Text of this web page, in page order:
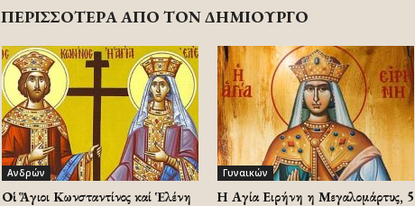
ΠΕΡΙΣΣΟΤΕΡΑ ΑΠΟ ΤΟΝ ΔΗΜΙΟΥΡΓΟ
Ανδρών
Οἱ Ἅγιοι Κωνσταντίνος καί Ἑλένη
Γυναικών
Η Αγία Ειρήνη η Μεγαλομάρτυς, 5